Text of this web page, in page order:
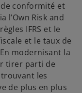
conformité et
l’Own Risk and
IFRS et le
et le taux de
modernisant la
tirer parti de
les
de plus en plus